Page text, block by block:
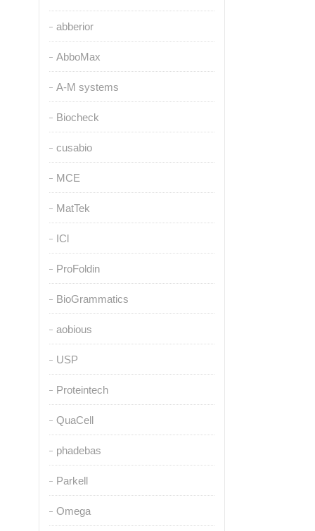
abberior
AbboMax
A-M systems
Biocheck
cusabio
MCE
MatTek
ICl
ProFoldin
BioGrammatics
aobious
USP
Proteintech
QuaCell
phadebas
Parkell
Omega